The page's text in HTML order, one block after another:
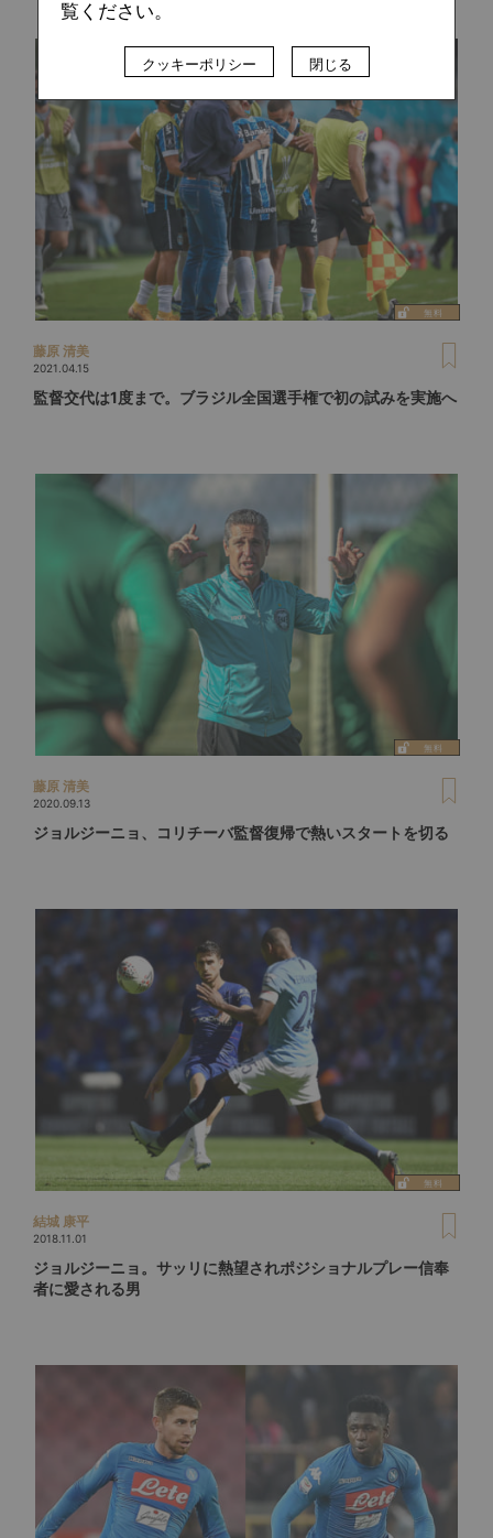
藤原 清美
2021.04.15
監督交代は1度まで。ブラジル全国選手権で初の試みを実施へ
藤原 清美
2020.09.13
ジョルジーニョ、コリチーバ監督復帰で熱いスタートを切る
結城 康平
2018.11.01
ジョルジーニョ。サッリに熱望されポジショナルプレー信奉
者に愛される男
覧ください。
クッキーポリシー 閉じる